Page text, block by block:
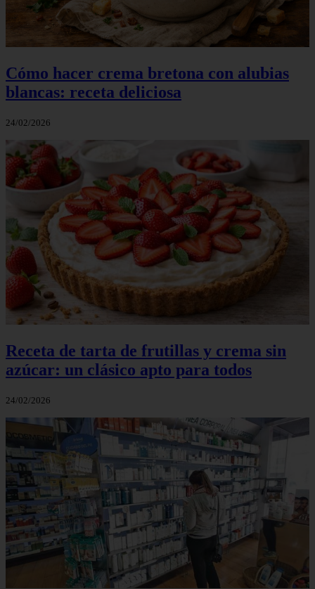
Cómo hacer crema bretona con alubias
blancas: receta deliciosa
24/02/2026
Receta de tarta de frutillas y crema sin
azúcar: un clásico apto para todos
24/02/2026